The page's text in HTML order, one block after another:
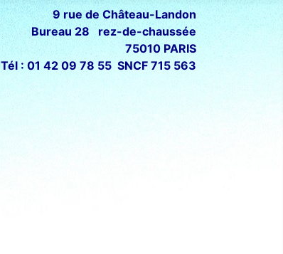
9 rue de Château-Landon
Bureau 28 rez-de-chaussée
75010 PARIS
Tél : 01 42 09 78 55 SNCF 715 563